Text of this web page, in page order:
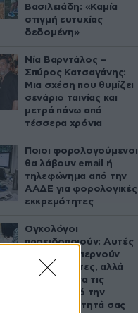
Βασιλειάδη: «Καμία
στιγμή ευτυχίας
δεδομένη»
Νία Βαρντάλος –
Σπύρος Κατσαγάνης:
Μια σχέση που θυμίζει
σενάριο ταινίας και
μετρά πάνω από
τέσσερα χρόνια
Ποιοι φορολογούμενοι
θα λάβουν email ή
τηλεφώνημα από την
ΑΑΔΕ για φορολογικές
εκκρεμότητες
Ογκολόγοι
προειδοποιούν: Αυτές
οι τροφές, περνούν
απαρατήρητες, αλλά
καλό είναι να τις
βγάλετε από την
καθημερινότητά σας